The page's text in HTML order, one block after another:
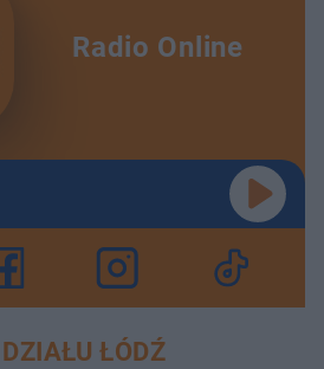
Radio Online
ŁÓDŹ